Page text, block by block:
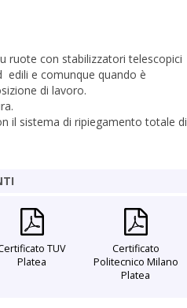
ruote con stabilizzatori telescopici
edili e comunque quando è
di lavoro.
il sistema di ripiegamento totale di
TUV
Platea
Certificato
Politecnico Milano
Platea